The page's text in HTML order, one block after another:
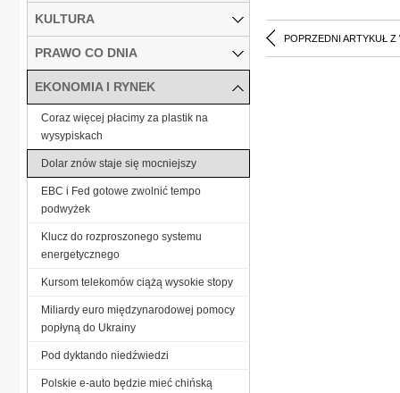
POPRZEDNI ARTYKUŁ Z
KULTURA
PRAWO CO DNIA
EKONOMIA I RYNEK
Coraz więcej płacimy za plastik na
wysypiskach
Dolar znów staje się mocniejszy
EBC i Fed gotowe zwolnić tempo
podwyżek
Klucz do rozproszonego systemu
energetycznego
Kursom telekomów ciążą wysokie stopy
Miliardy euro międzynarodowej pomocy
popłyną do Ukrainy
Pod dyktando niedźwiedzi
Polskie e-auto będzie mieć chińską